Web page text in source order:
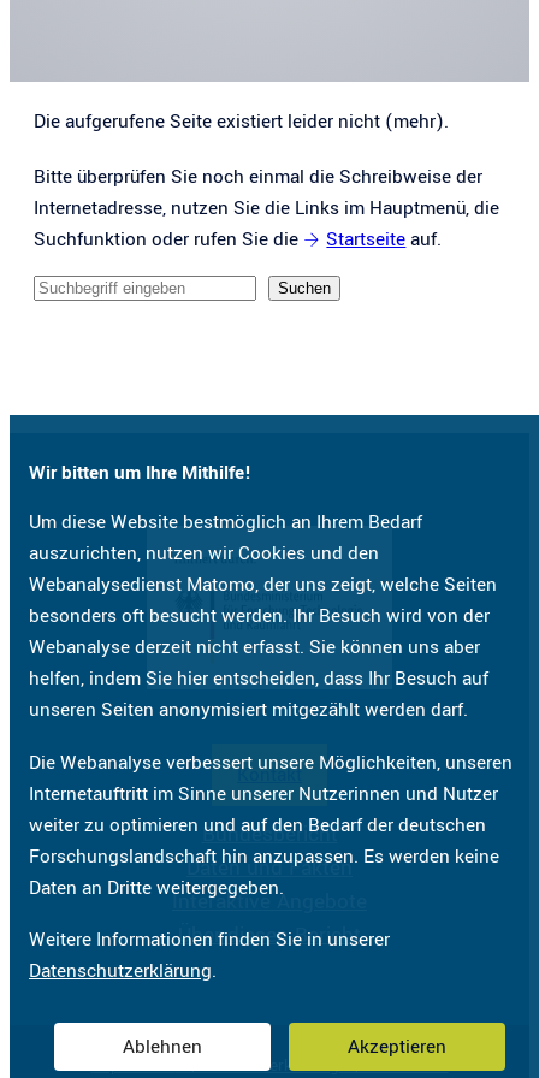
Wir bitten um Ihre Mithilfe!
Um diese Website bestmöglich an Ihrem Bedarf
auszurichten, nutzen wir Cookies und den
Webanalysedienst Matomo, der uns zeigt, welche Seiten
besonders oft besucht werden. Ihr Besuch wird von der
Webanalyse derzeit nicht erfasst. Sie können uns aber
helfen, indem Sie hier entscheiden, dass Ihr Besuch auf
unseren Seiten anonymisiert mitgezählt werden darf.
Die Webanalyse verbessert unsere Möglichkeiten, unseren
Internetauftritt im Sinne unserer Nutzerinnen und Nutzer
weiter zu optimieren und auf den Bedarf der deutschen
Forschungslandschaft hin anzupassen. Es werden keine
Daten an Dritte weitergegeben.
Weitere Informationen finden Sie in unserer
Datenschutzerklärung.
Ablehnen Akzeptieren
Die aufgerufene Seite existiert leider nicht (mehr).
Bitte überprüfen Sie noch einmal die Schreibweise der
Internetadresse, nutzen Sie die Links im Hauptmenü, die
Suchfunktion oder rufen Sie die
Startseiteauf.
Sucheingabe
Suchen
Kontakt
Bundesbericht
Daten und Fakten
Interaktive Angebote
Über diesen Bericht
ImpressumDatenschutzerklärungBarrierefreiheit